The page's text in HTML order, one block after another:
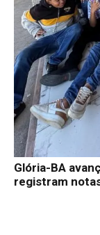
Glória-BA
registram